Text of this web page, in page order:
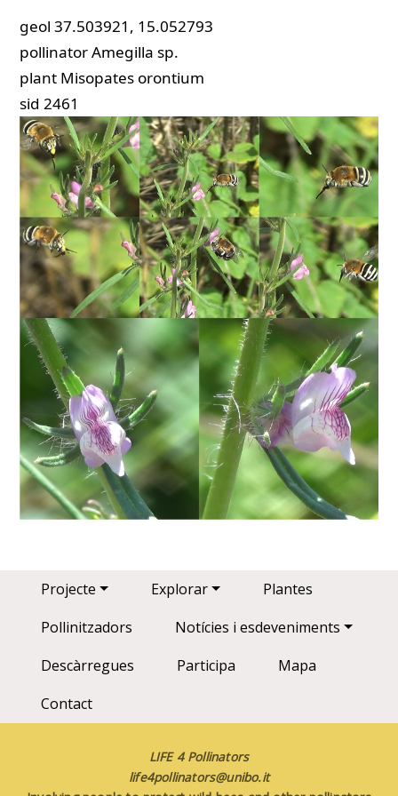
geol 37.503921, 15.052793
pollinatorAmegilla sp.
plant Misopates orontium
sid 2461
Main navigation
Projecte Explorar
Plantes
Pollinitzadors
Notícies i esdeveniments
Descàrregues
Participa
Mapa
Contact
LIFE 4 Pollinators
life4pollinators@unibo.it